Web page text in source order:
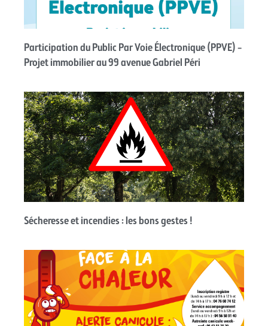
Participation du Public Par Voie Électronique (PPVE) –
Projet immobilier au 99 avenue Gabriel Péri
Sécheresse et incendies : les bons gestes !